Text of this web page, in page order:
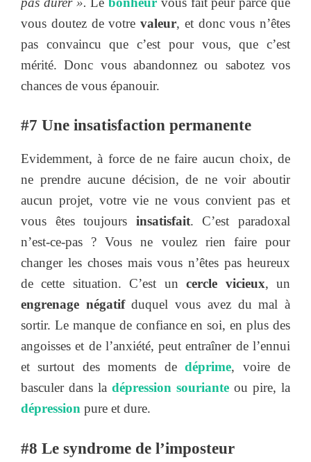
vous doutez de votre valeur, et donc vous n’êtes
pas convaincu que c’est pour vous, que c’est
mérité. Donc vous abandonnez ou sabotez vos
chances de vous épanouir.
#7 Une insatisfaction permanente
Evidemment, à force de ne faire aucun choix, de
ne prendre aucune décision, de ne voir aboutir
aucun projet, votre vie ne vous convient pas et
vous êtes toujours insatisfait. C’est paradoxal
n’est-ce-pas ? Vous ne voulez rien faire pour
changer les choses mais vous n’êtes pas heureux
de cette situation. C’est uncercle vicieux, un
engrenage négatifduquel vous avez du mal à
sortir. Le manque de confiance en soi, en plus des
angoisses et de l’anxiété, peut entraîner de l’ennui
et surtout des moments dedéprime, voire de
basculer dans la dépression souriante ou pire, la
dépression pure et dure.
#8 Le syndrome de l’imposteur